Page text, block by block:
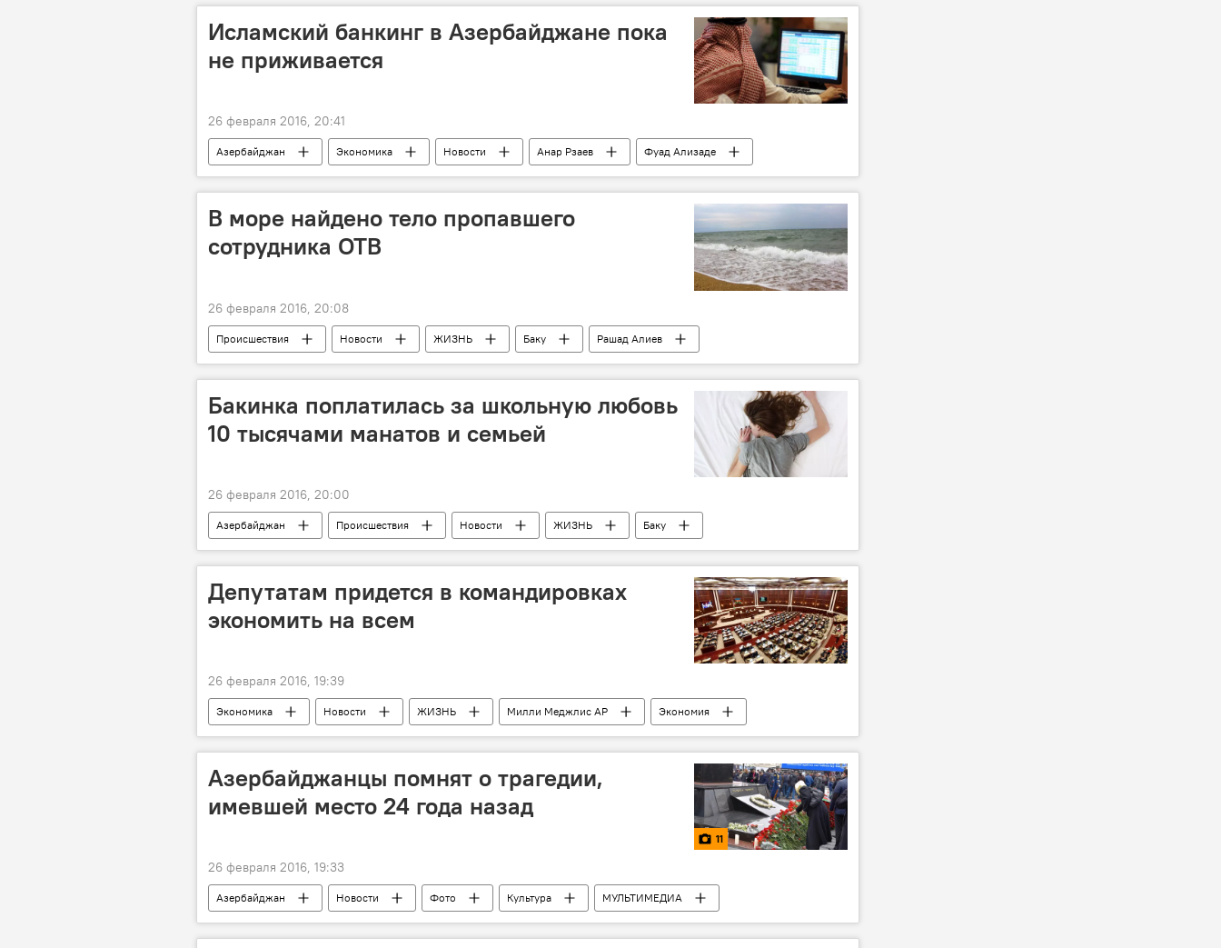
Исламский банкинг в Азербайджане пока
не приживается
26 февраля 2016, 20:41
Азербайджан Экономика Новости Анар Рзаев
Фуад Ализаде
Исламский банкинг
Мушараба Кард ульхасан Сукук
В море найдено тело пропавшего
сотрудника ОТВ
26 февраля 2016, 20:08
Происшествия Новости ЖИЗНЬ Баку
Рашад Алиев
Найдено тело
Бакинка поплатилась за школьную любовь
10 тысячами манатов и семьей
26 февраля 2016, 20:00
Азербайджан Происшествия Новости ЖИЗНЬ
Баку
Управление полиции Сураханского района
Шантаж Интим Школьная любовь
Депутатам придется в командировках
экономить на всем
26 февраля 2016, 19:39
Экономика Новости ЖИЗНЬ Милли Меджлис АР
Экономия
Расходы
Командировочные
Азербайджанцы помнят о трагедии,
имевшей место 24 года назад
11
26 февраля 2016, 19:33
Азербайджан Новости Фото Культура
МУЛЬТИМЕДИА
ЖИЗНЬ
Баку Ходжалы Ходжалинский геноцид